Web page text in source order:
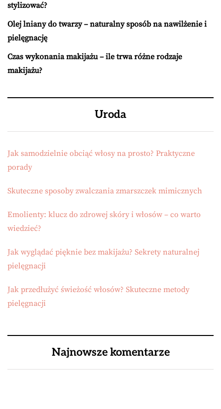
stylizować?
Olej lniany do twarzy – naturalny sposób na nawilżenie i
pielęgnację
Czas wykonania makijażu – ile trwa różne rodzaje
makijażu?
Uroda
Jak samodzielnie obciąć włosy na prosto? Praktyczne
porady
Skuteczne sposoby zwalczania zmarszczek mimicznych
Emolienty: klucz do zdrowej skóry i włosów – co warto
wiedzieć?
Jak wyglądać pięknie bez makijażu? Sekrety naturalnej
pielęgnacji
Jak przedłużyć świeżość włosów? Skuteczne metody
pielęgnacji
Najnowsze komentarze